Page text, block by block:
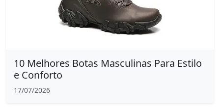
10 Melhores Botas Masculinas Para Estilo
e Conforto
17/07/2026